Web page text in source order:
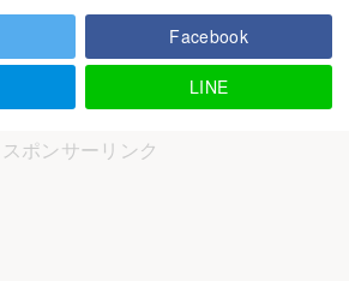
Facebook
LINE
スポンサーリンク